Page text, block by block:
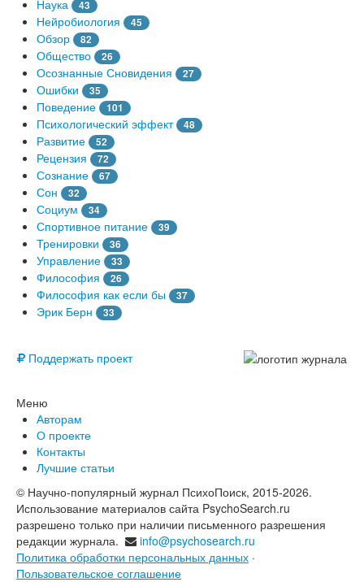
Наука 43
Нейробиология 45
Обзор 82
Общество 26
Осознанные Сновидения 27
Ошибки 35
Поведение 101
Психологический эффект 48
Развитие 52
Рецензия 72
Сознание 67
Сон 32
Социум 34
Спортивное питание 39
Тренировки 36
Управление 33
Философия 26
Философия как если бы 37
Эрик Берн
33
Поддержать проект
Меню
Авторам
О проекте
Контакты
Лучшие статьи
© Научно-популярный журнал ПсихоПоиск, 2015-2026.
Использование материалов сайта PsychoSearch.ru
разрешено только при наличии письменного разрешения
редакции журнала.
info@psychosearch.ru
Политика обработки персональных данных ·
Пользовательское соглашение